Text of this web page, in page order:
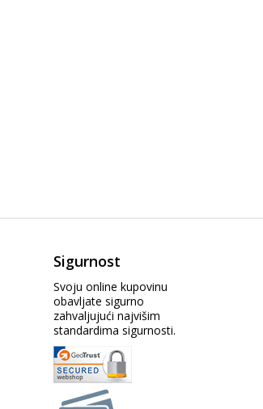
Sigurnost
Svoju online kupovinu
obavljate sigurno
zahvaljujući najvišim
standardima sigurnosti.